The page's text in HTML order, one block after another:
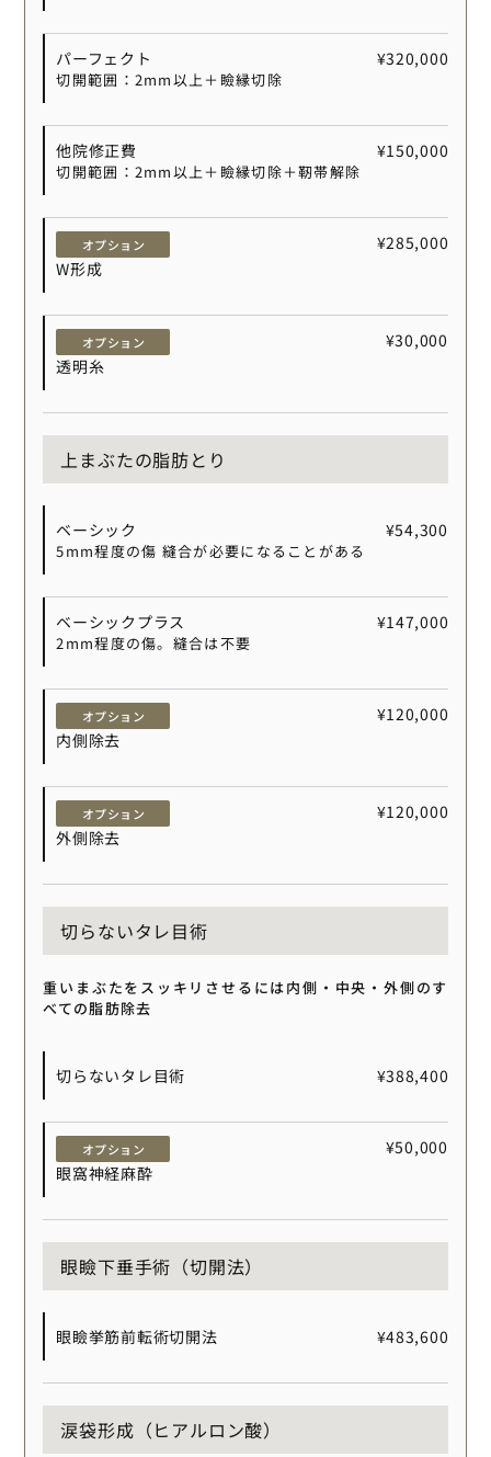
パーフェクト
切開範囲：2mm以上＋瞼縁切除
¥320,000
他院修正費
切開範囲：2mm以上＋瞼縁切除＋靭帯解除
¥150,000
オプション
W形成
¥285,000
オプション
透明糸
¥30,000
上まぶたの脂肪とり
ベーシック
5mm程度の傷 縫合が必要になることがある
¥54,300
ベーシックプラス
2mm程度の傷。縫合は不要
¥147,000
オプション
内側除去
¥120,000
オプション
外側除去
¥120,000
切らないタレ目術
重いまぶたをスッキリさせるには内側・中央・外側のす
べての脂肪除去
切らないタレ目術 ¥388,400
オプション
眼窩神経麻酔
¥50,000
眼瞼下垂手術（切開法）
眼瞼挙筋前転術切開法 ¥483,600
涙袋形成（ヒアルロン酸）